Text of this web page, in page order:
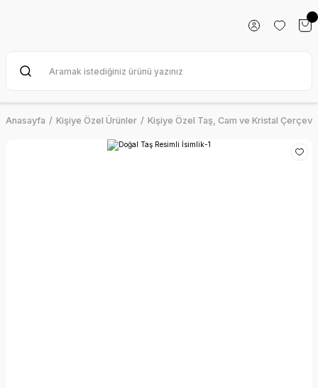
Anasayfa Kişiye Özel Ürünler Kişiye Özel Taş, Cam ve Kristal Çerçeve